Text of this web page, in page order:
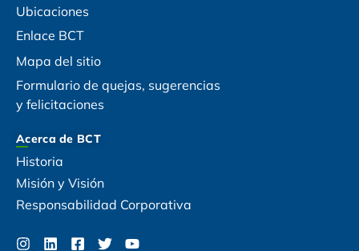
Ubicaciones
Enlace BCT
Mapa del sitio
Formulario de quejas, sugerencias
y felicitaciones
Acerca de BCT
Historia
Misión y Visión
Responsabilidad Corporativa